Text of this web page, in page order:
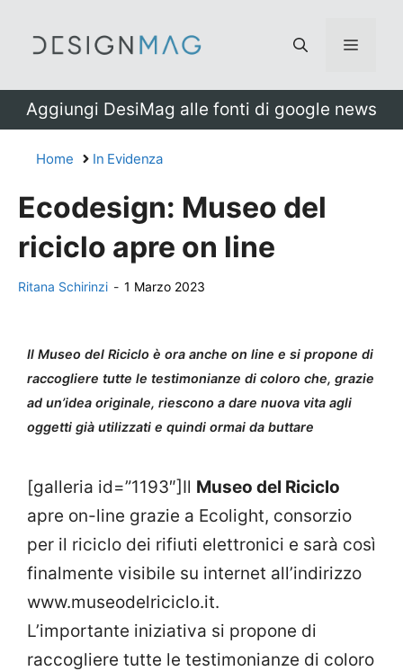
Menu
Aggiungi DesiMag alle fonti di google news
Home In Evidenza
Ecodesign: Museo del
riciclo apre on line
Ritana Schirinzi - 1 Marzo 2023
Il Museo del Riciclo è ora anche on line e si propone di
raccogliere tutte le testimonianze di coloro che, grazie
ad un’idea originale, riescono a dare nuova vita agli
oggetti già utilizzati e quindi ormai da buttare
[galleria id=”1193″]Il Museo del Riciclo
apre on-line grazie a Ecolight, consorzio
per il riciclo dei rifiuti elettronici e sarà così
finalmente visibile su internet all’indirizzo
www.museodelriciclo.it.
L’importante iniziativa si propone di
raccogliere tutte le testimonianze di coloro